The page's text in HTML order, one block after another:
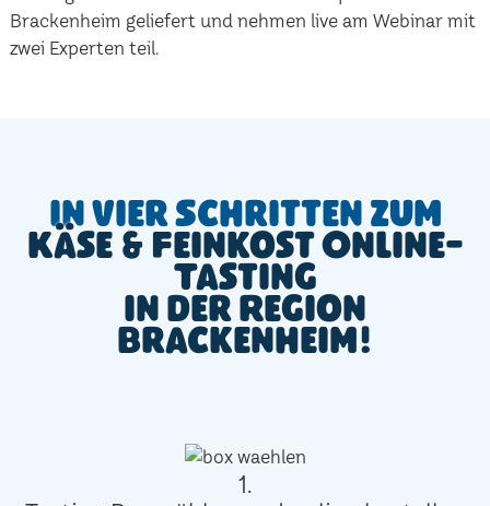
Brackenheim geliefert und nehmen live am Webinar mit
zwei Experten teil.
In vier Schritten zum
Käse & Feinkost Online-
Tasting
in der Region
Brackenheim!
1.